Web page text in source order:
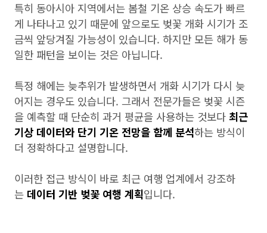
특히 동아시아 지역에서는 봄철 기온 상승 속도가 빠르
게 나타나고 있기 때문에 앞으로도 벚꽃 개화 시기가 조
금씩 앞당겨질 가능성이 있습니다. 하지만 모든 해가 동
일한 패턴을 보이는 것은 아닙니다.
특정 해에는 늦추위가 발생하면서 개화 시기가 다시 늦
어지는 경우도 있습니다. 그래서 전문가들은 벚꽃 시즌
을 예측할 때 단순히 과거 평균을 사용하는 것보다 최근
기상 데이터와 단기 기온 전망을 함께 분석하는 방식이
더 정확하다고 설명합니다.
이러한 접근 방식이 바로 최근 여행 업계에서 강조하
는 데이터 기반 벚꽃 여행 계획입니다.